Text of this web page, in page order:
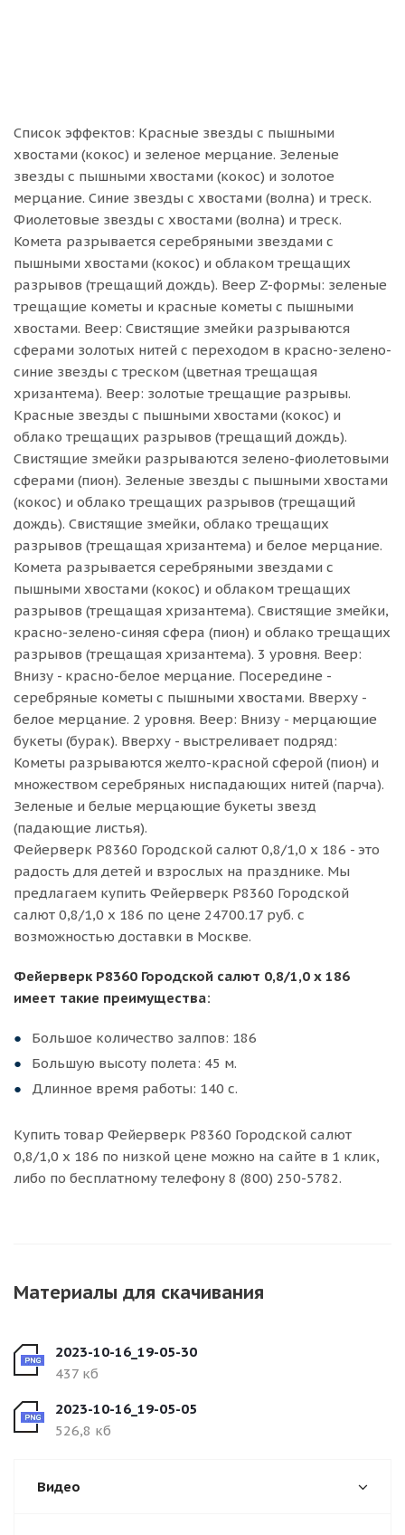
Список эффектов: Красные звезды с пышными
хвостами (кокос) и зеленое мерцание. Зеленые
звезды с пышными хвостами (кокос) и золотое
мерцание. Синие звезды с хвостами (волна) и треск.
Фиолетовые звезды с хвостами (волна) и треск.
Комета разрывается серебряными звездами с
пышными хвостами (кокос) и облаком трещащих
разрывов (трещащий дождь). Веер Z-формы: зеленые
трещащие кометы и красные кометы с пышными
хвостами. Веер: Свистящие змейки разрываются
сферами золотых нитей с переходом в красно-зелено-
синие звезды с треском (цветная трещащая
хризантема). Веер: золотые трещащие разрывы.
Красные звезды с пышными хвостами (кокос) и
облако трещащих разрывов (трещащий дождь).
Свистящие змейки разрываются зелено-фиолетовыми
сферами (пион). Зеленые звезды с пышными хвостами
(кокос) и облако трещащих разрывов (трещащий
дождь). Свистящие змейки, облако трещащих
разрывов (трещащая хризантема) и белое мерцание.
Комета разрывается серебряными звездами с
пышными хвостами (кокос) и облаком трещащих
разрывов (трещащая хризантема). Свистящие змейки,
красно-зелено-синяя сфера (пион) и облако трещащих
разрывов (трещащая хризантема). 3 уровня. Веер:
Внизу - красно-белое мерцание. Посередине -
серебряные кометы с пышными хвостами. Вверху -
белое мерцание. 2 уровня. Веер: Внизу - мерцающие
букеты (бурак). Вверху - выстреливает подряд:
Кометы разрываются желто-красной сферой (пион) и
множеством серебряных ниспадающих нитей (парча).
Зеленые и белые мерцающие букеты звезд
(падающие листья).
Фейерверк Р8360 Городской салют 0,8/1,0 х 186 - это
радость для детей и взрослых на празднике. Мы
предлагаем купить Фейерверк Р8360 Городской
салют 0,8/1,0 х 186 по цене 24700.17 руб. с
возможностью доставки в Москве.
Фейерверк Р8360 Городской салют 0,8/1,0 х 186
имеет такие преимущества:
Большое количество залпов: 186
Большую высоту полета: 45 м.
Длинное время работы: 140 с.
Купить товар Фейерверк Р8360 Городской салют
0,8/1,0 х 186 по низкой цене можно на сайте в 1 клик,
либо по бесплатному телефону 8 (800) 250-5782.
Материалы для скачивания
2023-10-16_19-05-30
437 кб
2023-10-16_19-05-05
526,8 кб
Видео